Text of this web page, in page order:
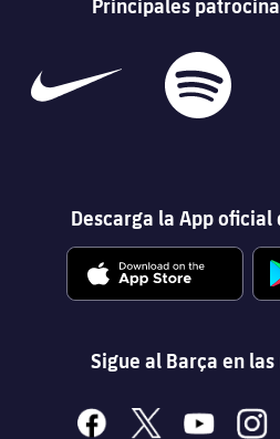
Descarga la App oficial
Sigue al Barça en
facebook
x youtube